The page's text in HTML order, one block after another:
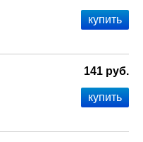
141 руб.